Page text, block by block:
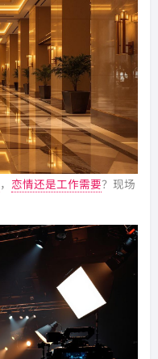
， 恋情还是工作需要？现场